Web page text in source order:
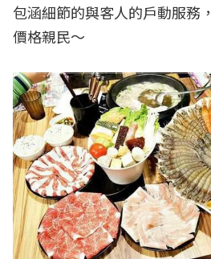
包涵細節的與客人的戶動服務
價格親民～